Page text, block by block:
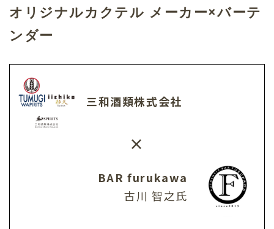
オリジナルカクテル メーカー×バーテ
ンダー
三和酒類株式会社
×
BAR furukawa
古川 智之氏